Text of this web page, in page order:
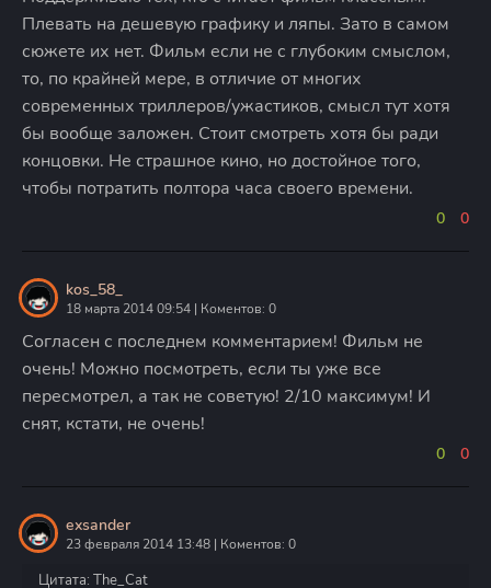
Плевать на дешевую графику и ляпы. Зато в самом
сюжете их нет. Фильм если не с глубоким смыслом,
то, по крайней мере, в отличие от многих
современных триллеров/ужастиков, смысл тут хотя
бы вообще заложен. Стоит смотреть хотя бы ради
концовки. Не страшное кино, но достойное того,
чтобы потратить полтора часа своего времени.
0 0
kos_58_
18 марта 2014 09:54 | Коментов: 0
Согласен с последнем комментарием! Фильм не
очень! Можно посмотреть, если ты уже все
пересмотрел, а так не советую! 2/10 максимум! И
снят, кстати, не очень!
0 0
exsander
23 февраля 2014 13:48 | Коментов: 0
Цитата: The_Cat